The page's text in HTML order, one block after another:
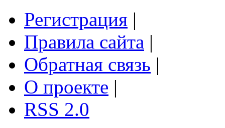
Регистрация |
Правила сайта |
Обратная связь |
О проекте |
RSS 2.0